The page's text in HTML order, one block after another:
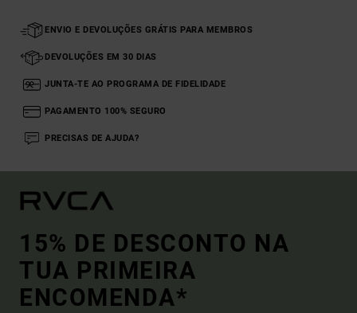
ENVIO E DEVOLUÇÕES GRÁTIS PARA MEMBROS
DEVOLUÇÕES EM 30 DIAS
JUNTA-TE AO PROGRAMA DE FIDELIDADE
PAGAMENTO 100% SEGURO
PRECISAS DE AJUDA?
15% DE DESCONTO NA
TUA PRIMEIRA
ENCOMENDA*